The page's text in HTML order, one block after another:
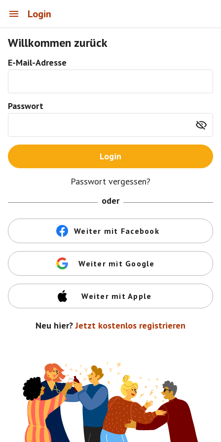
Login
Willkommen zurück
E-Mail-Adresse
Passwort
Login
Passwort vergessen?
oder
Weiter mit Facebook
Weiter mit Google
Weiter mit Apple
Neu hier? Jetzt kostenlos registrieren